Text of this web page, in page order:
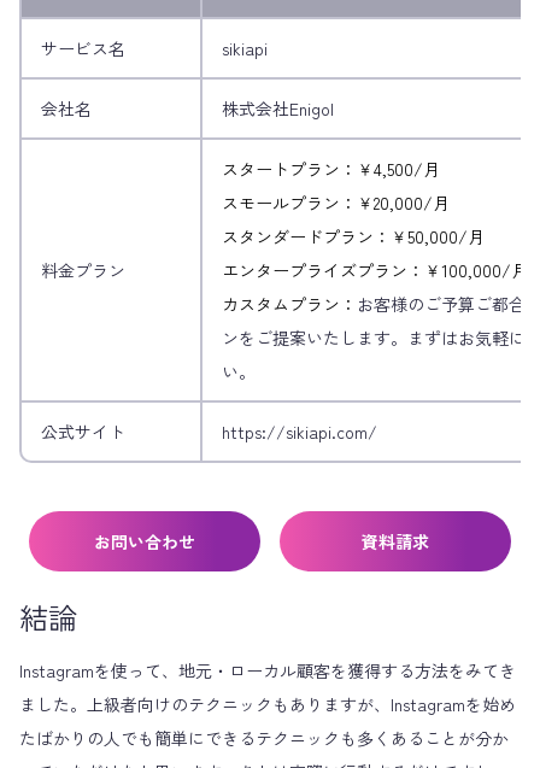
サービス名 sikiapi
会社名 株式会社Enigol
料金プラン
スタートプラン：￥4,500/月
スモールプラン：￥20,000/月
スタンダードプラン：￥50,000/月
エンタープライズプラン：￥100,000/月
カスタムプラン： お客様のご予算ご都合
ンをご提案いたします。まずはお気軽に
い。
公式サイト https://sikiapi.com/
お問い合わせ 資料請求
結論
Instagramを使って、地元・ローカル顧客を獲得する方法をみてき
ました。上級者向けのテクニックもありますが、Instagramを始め
たばかりの人でも簡単にできるテクニックも多くあることが分か